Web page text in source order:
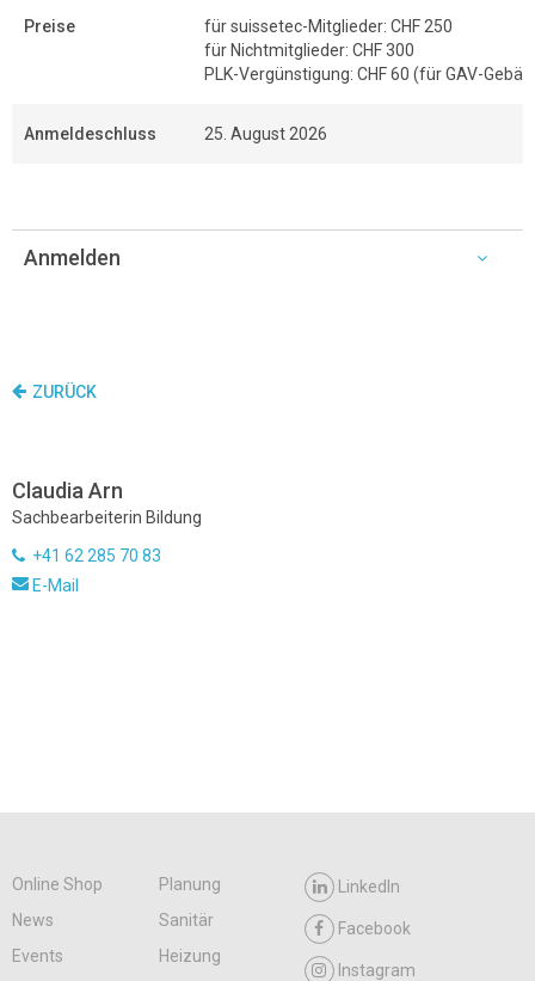
Preise
für suissetec-Mitglieder: CHF 250
für Nichtmitglieder: CHF 300
PLK-Vergünstigung: CHF 60 (für GAV-
Anmeldeschluss 25. August 2026
Anmelden
ZURÜCK
Claudia Arn
Sachbearbeiterin Bildung
+41 62 285 70 83
E-Mail
Online Shop
Planung
News
Sanitär
Events
Heizung
LinkedIn
Facebook
Instagram